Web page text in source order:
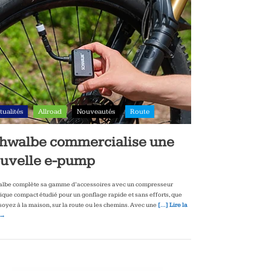
Allroad Nouveautés Route
commercialise une
e-pump
complète sa gamme d’accessoires avec un compresseur
compact étudié pour un gonflage rapide et sans efforts, que
à la maison, sur la route ou les chemins. Avec une […] Lire la